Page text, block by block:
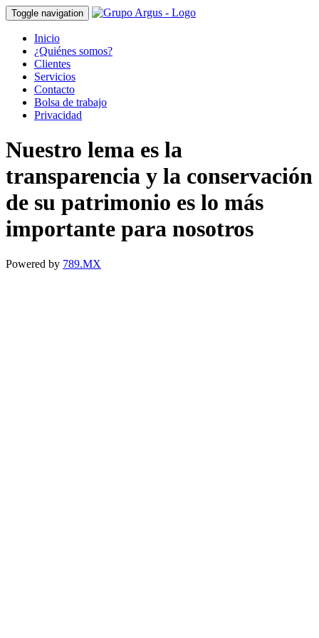
Toggle navigation
Inicio
¿Quiénes somos?
Clientes
Servicios
Contacto
Bolsa de trabajo
Privacidad
Nuestro lema es la
transparencia y la conservación
de su patrimonio es lo más
importante para nosotros
Powered by 789.MX